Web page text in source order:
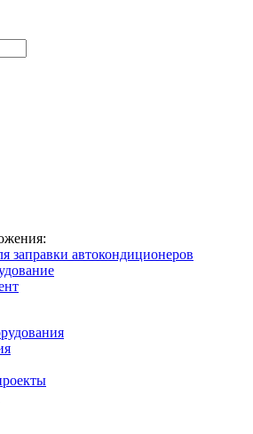
заправки автокондиционеров